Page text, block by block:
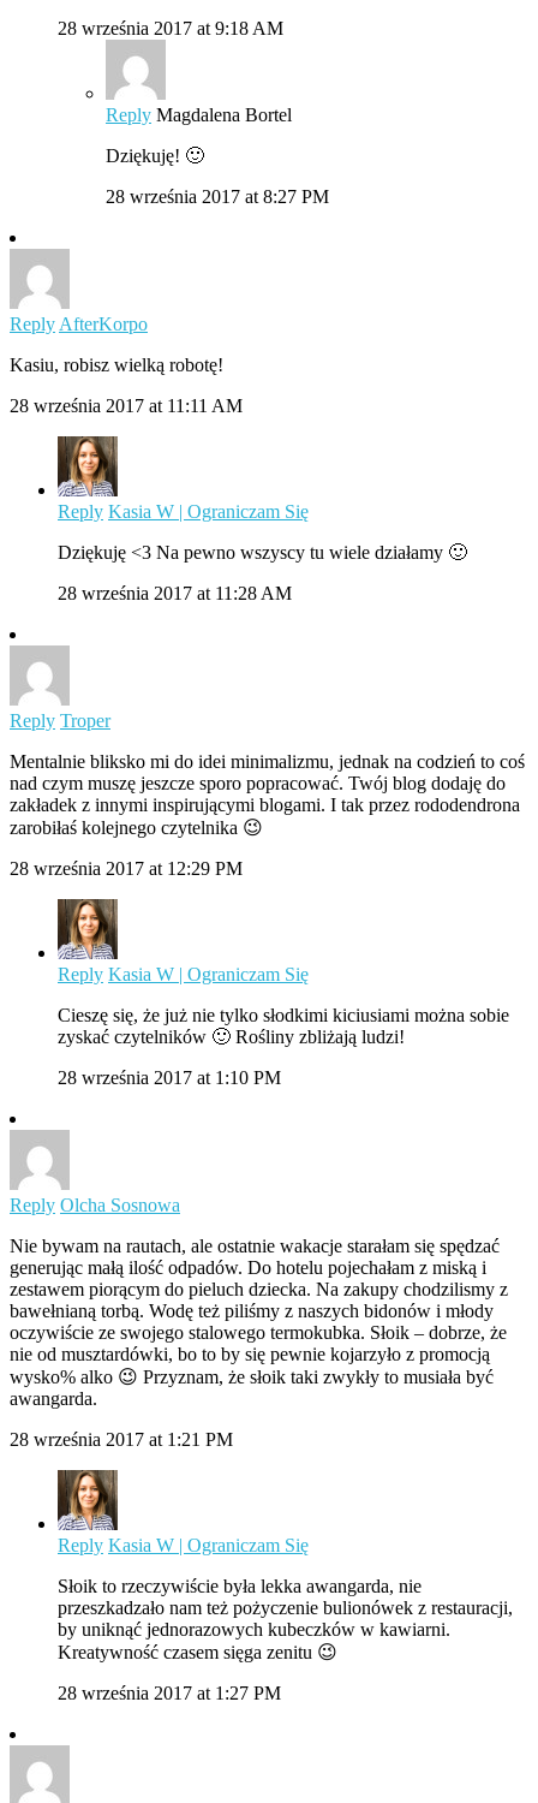
28 września 2017 at 9:18 AM
Reply Magdalena Bortel
Dziękuję! 🙂
28 września 2017 at 8:27 PM
Reply AfterKorpo
Kasiu, robisz wielką robotę!
28 września 2017 at 11:11 AM
Reply Kasia W | Ograniczam Się
Dziękuję <3 Na pewno wszyscy tu wiele działamy 🙂
28 września 2017 at 11:28 AM
Reply Troper
Mentalnie bliksko mi do idei minimalizmu, jednak na codzień to coś
nad czym muszę jeszcze sporo popracować. Twój blog dodaję do
zakładek z innymi inspirującymi blogami. I tak przez rododendrona
zarobiłaś kolejnego czytelnika 😉
28 września 2017 at 12:29 PM
Reply Kasia W | Ograniczam Się
Cieszę się, że już nie tylko słodkimi kiciusiami można sobie
zyskać czytelników 🙂 Rośliny zbliżają ludzi!
28 września 2017 at 1:10 PM
Reply Olcha Sosnowa
Nie bywam na rautach, ale ostatnie wakacje starałam się spędzać
generując małą ilość odpadów. Do hotelu pojechałam z miską i
zestawem piorącym do pieluch dziecka. Na zakupy chodzilismy z
bawełnianą torbą. Wodę też piliśmy z naszych bidonów i młody
oczywiście ze swojego stalowego termokubka. Słoik – dobrze, że
nie od musztardówki, bo to by się pewnie kojarzyło z promocją
wysko% alko 😉 Przyznam, że słoik taki zwykły to musiała być
awangarda.
28 września 2017 at 1:21 PM
Reply Kasia W | Ograniczam Się
Słoik to rzeczywiście była lekka awangarda, nie
przeszkadzało nam też pożyczenie bulionówek z restauracji,
by uniknąć jednorazowych kubeczków w kawiarni.
Kreatywność czasem sięga zenitu 😉
28 września 2017 at 1:27 PM